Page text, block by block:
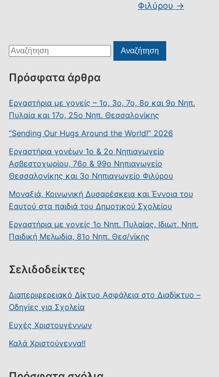
Αναζήτηση
για:
Αναζήτηση
Πρόσφατα άρθρα
Εργαστήρια με γονείς – 1ο, 3ο, 7ο, 8ο και 9ο Νηπ.
Πυλαία και 17ο, 25ο Νηπ. Θεσσαλονίκης
“Sending Our Hugs Around the World!” 2026
Εργαστήρια γονέων 1ο & 2ο Νηπιαγωγείο
Ασβεστοχωρίου, 76ο & 99ο Νηπιαγωγείο
Θεσσαλονίκης και 3ο Νηπιαγωγείο Φιλύρου
Μοναξιά, Κοινωνική Δυσαρέσκεια και Έννοια του
Εαυτού στα παιδιά του Δημοτικού Σχολείου
Εργαστήρια με γονείς 1ο Νηπ. Πυλαίας, Ιδιωτ. Νηπ.
Παιδική Μελωδία, 81ο Νηπ. Θεσ/νίκης
Σελιδοδείκτες
Διαπεριφερειακό Δίκτυο Ασφάλεια στο Διαδίκτυο –
Οδηγίες για Σχολεία
Ευχές Χριστουγέννων
Καλά Χριστούγεννα!!
Φιλύρου →